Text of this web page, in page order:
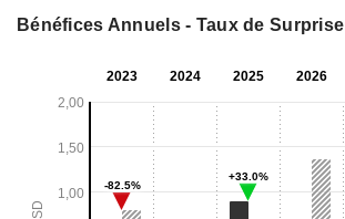
Bénéfices Annuels - Taux de Surprise